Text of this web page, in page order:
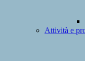
Attività e